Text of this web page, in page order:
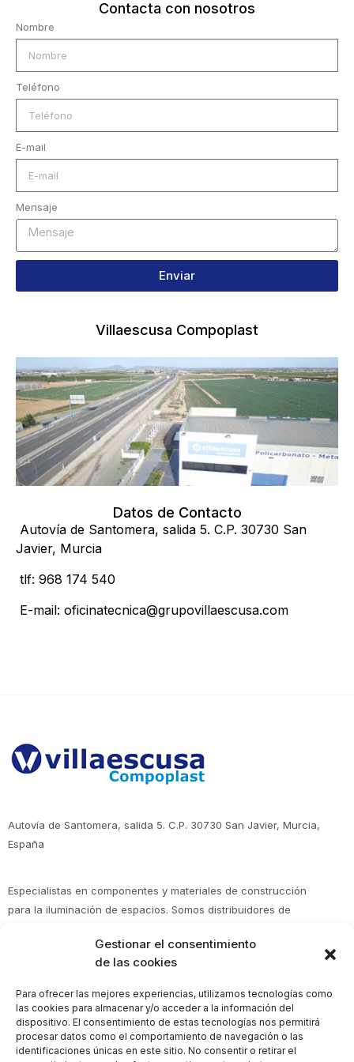
Gestionar el consentimiento
de las cookies
Para ofrecer las mejores experiencias, utilizamos tecnologías como
las cookies para almacenar y/o acceder a la información del
dispositivo. El consentimiento de estas tecnologías nos permitirá
procesar datos como el comportamiento de navegación o las
identificaciones únicas en este sitio. No consentir o retirar el
Contacta con nosotros
Nombre
Teléfono
E-mail
Mensaje
Enviar
Villaescusa Compoplast
Datos de Contacto
Autovía de Santomera, salida 5. C.P. 30730 San
Javier, Murcia
tlf: 968 174 540
E-mail: oficinatecnica@grupovillaescusa.com
Autovía de Santomera, salida 5. C.P. 30730 San Javier, Murcia,
España
Especialistas en componentes y materiales de construcción
para la iluminación de espacios. Somos distribuidores de
España. Expertos en policarbonato, metacrilato, poliéster y
Aviso Legal
Política de Privacidad